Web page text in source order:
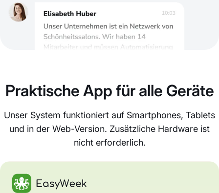
Praktische App für alle Geräte
Unser System funktioniert auf Smartphones, Tablets
und in der Web-Version. Zusätzliche Hardware ist
nicht erforderlich.